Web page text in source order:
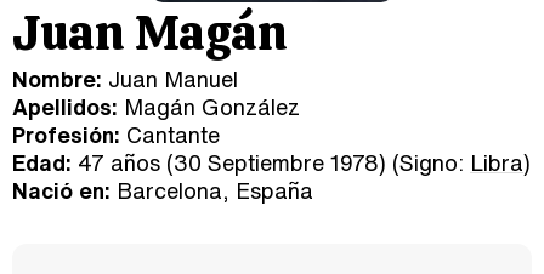
Juan Magán
Nombre: Juan Manuel
Apellidos: Magán González
Profesión: Cantante
Edad: 47 años (30 Septiembre 1978) (Signo: Libra)
Nació en: Barcelona, España